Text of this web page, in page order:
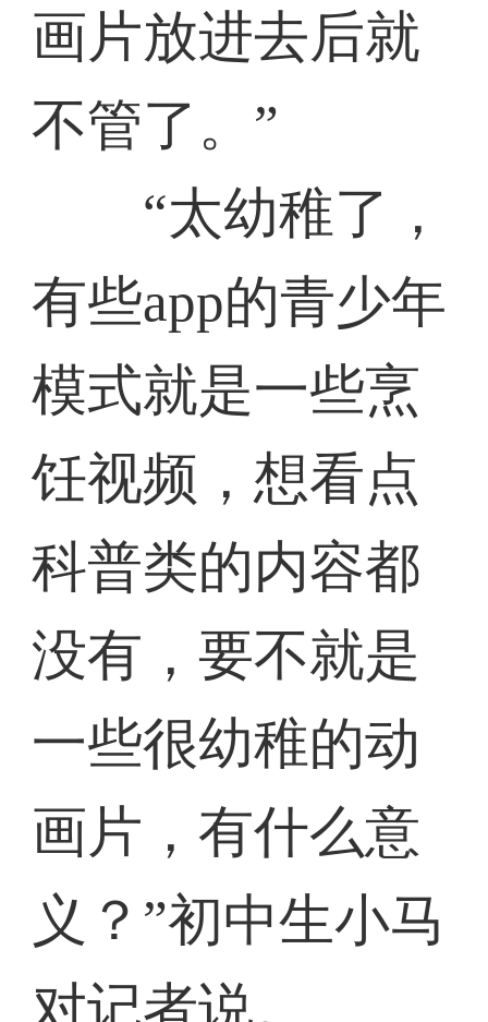
画片放进去后就
不管了。”
“太幼稚了，
有些app的青少年
模式就是一些烹
饪视频，想看点
科普类的内容都
没有，要不就是
一些很幼稚的动
画片，有什么意
义？”初中生小马
对记者说。